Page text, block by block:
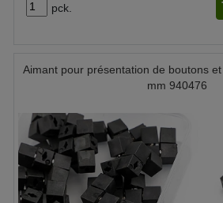
pck.
Aimant pour présentation de boutons
mm 940476